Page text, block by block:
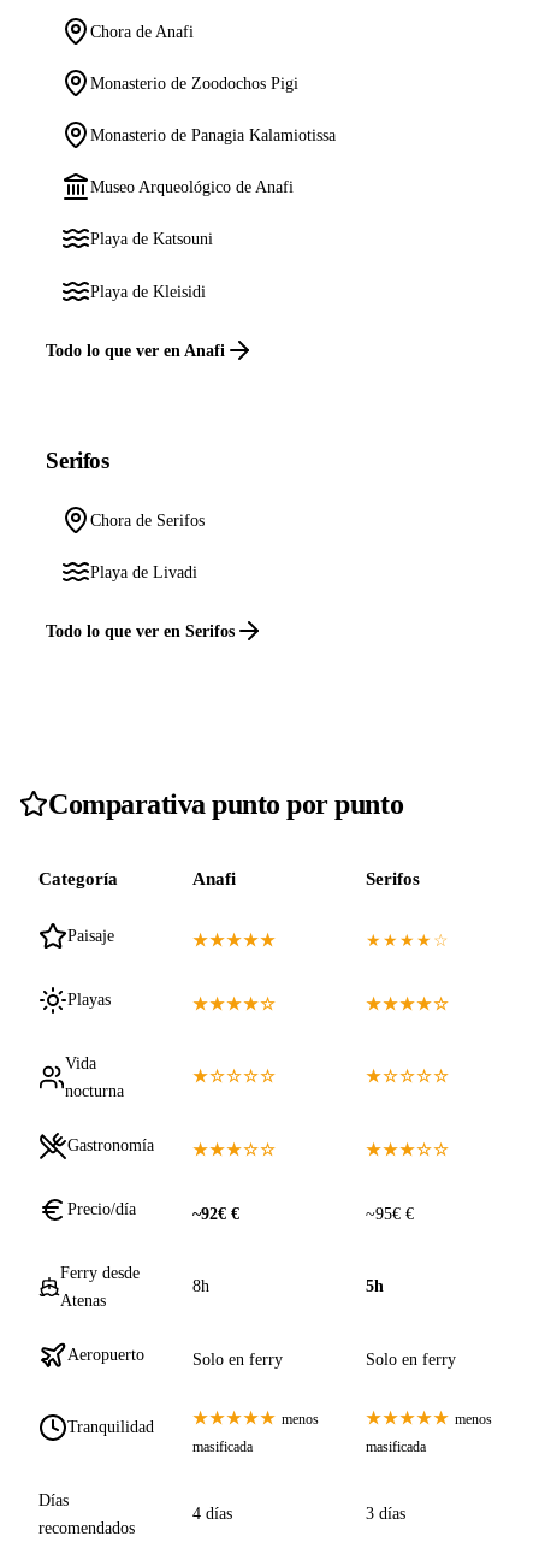
Chora de Anafi
Monasterio de Zoodochos Pigi
Monasterio de Panagia Kalamiotissa
Museo Arqueológico de Anafi
Playa de Katsouni
Playa de Kleisidi
Todo lo que ver en Anafi
Serifos
Chora de Serifos
Playa de Livadi
Todo lo que ver en Serifos
Comparativa punto por punto
Categoría Anafi Serifos
Paisaje ★★★★★ ★★★★☆
Playas ★★★★☆ ★★★★☆
Vida
nocturna
★☆☆☆☆ ★☆☆☆☆
Gastronomía ★★★☆☆ ★★★☆☆
Precio/día ~92€ € ~95€ €
Ferry desde
Atenas
8h 5h
Aeropuerto Solo en ferry Solo en ferry
Tranquilidad ★★★★★ menos
masificada
★★★★★ menos
masificada
Días
recomendados
4 días 3 días